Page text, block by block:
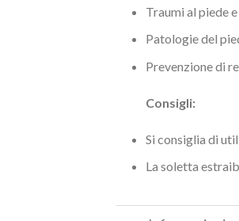
Traumi al piede
Patologie del
Prevenzione di
Consigli:
Si consiglia di
La soletta